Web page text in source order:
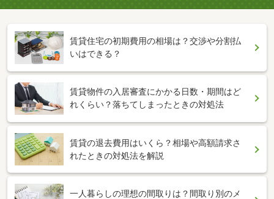
賃貸住宅の初期費用の相場は？交渉や分割払
いはできる？
賃貸物件の入居審査にかかる日数・期間はど
れくらい？落ちてしまったときの対処法
賃貸の退去費用はいくら？相場や高額請求さ
れたときの対処法を解説
一人暮らしの理想の間取りは？間取り別のメ